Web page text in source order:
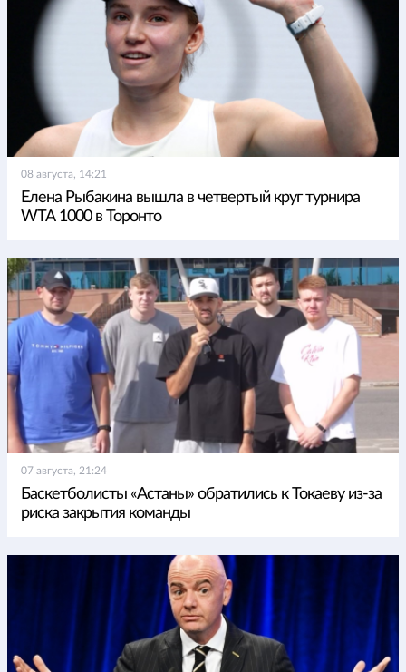
08 августа, 14:21
Елена Рыбакина вышла в четвертый круг турнира
WTA 1000 в Торонто
07 августа, 21:24
Баскетболисты «Астаны» обратились к Токаеву из-за
риска закрытия команды